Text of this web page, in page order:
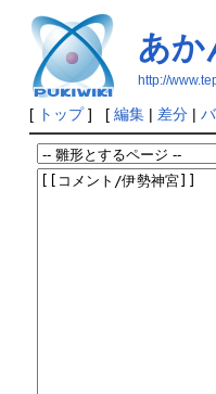
あか
http://
[ トップ] [ 編集| 差分|